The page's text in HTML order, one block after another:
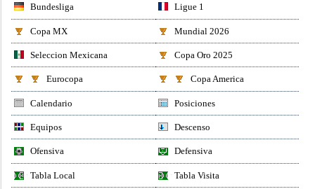
Bundesliga Ligue 1
Copa MX Mundial 2026
Seleccion Mexicana Copa Oro 2025
Eurocopa Copa America
Calendario Posiciones
Equipos Descenso
Ofensiva Defensiva
Tabla Local Tabla Visita